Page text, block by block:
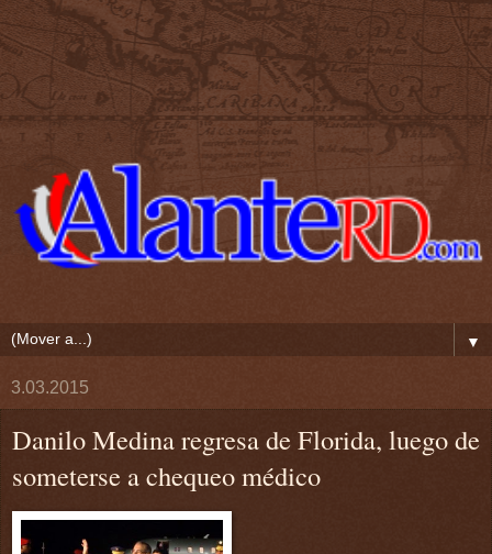
▼
3.03.2015
Danilo Medina regresa de Florida, luego de
someterse a chequeo médico